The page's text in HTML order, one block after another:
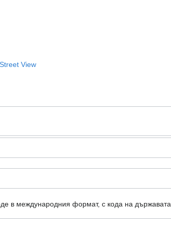
View
в международния формат, с кода на държавата.